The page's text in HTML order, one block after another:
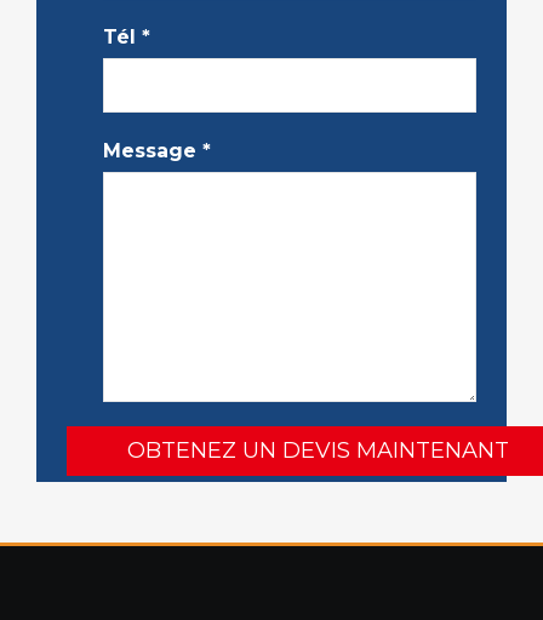
Tél *
Message *